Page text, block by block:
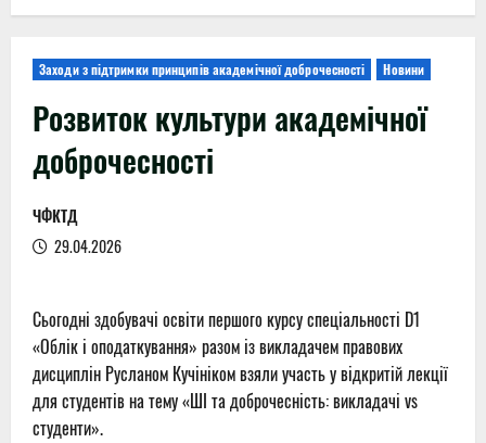
Заходи з підтримки принципів академічної доброчесності Новини
Розвиток культури академічної
доброчесності
ЧФКТД
29.04.2026
Сьогодні здобувачі освіти першого курсу спеціальності D1
«Облік і оподаткування» разом із викладачем правових
дисциплін Русланом Кучініком взяли участь у відкритій лекції
для студентів на тему «ШІ та доброчесність: викладачі vs
студенти».